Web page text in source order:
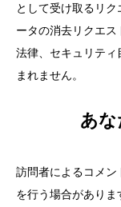
として受け取るリ
ータの消去リクエス
法律、セキュリテ
まれません。
あ
訪問者によるコメ
を行う場合がありま